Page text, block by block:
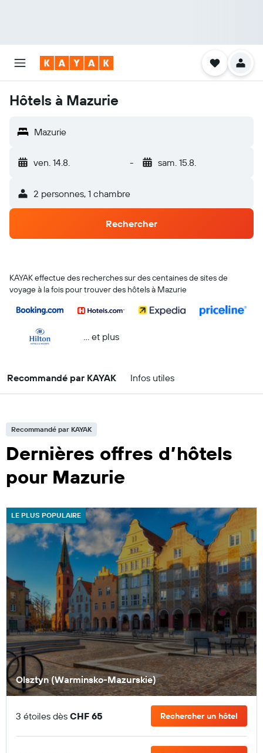
Hôtels à Mazurie
Mazurie
ven. 14.8. - sam. 15.8.
2 personnes, 1 chambre
Rechercher
KAYAK effectue des recherches sur des centaines de sites de
voyage à la fois pour trouver des hôtels à Mazurie
… et plus
Recommandé par KAYAK Infos utiles
Recommandé par KAYAK
Dernières offres d’hôtels
pour Mazurie
LE PLUS POPULAIRE
Olsztyn (Warminsko-Mazurskie)
3 étoiles dès CHF 65 Rechercher un hôtel